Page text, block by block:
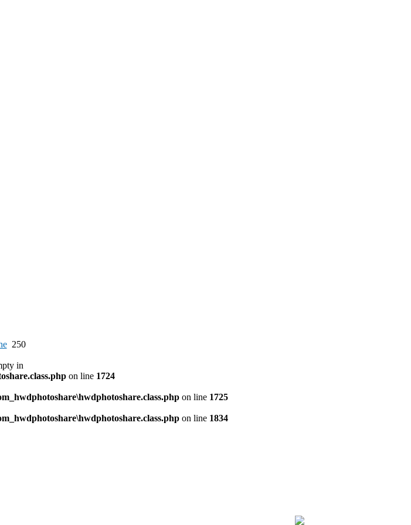
250
in
on line 1724
on line 1725
on line 1834